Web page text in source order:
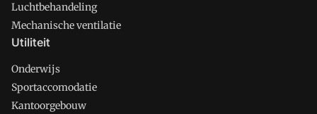
Luchtbehandeling
Mechanische ventilatie
Utiliteit
Onderwijs
Sportaccomodatie
Kantoorgebouw